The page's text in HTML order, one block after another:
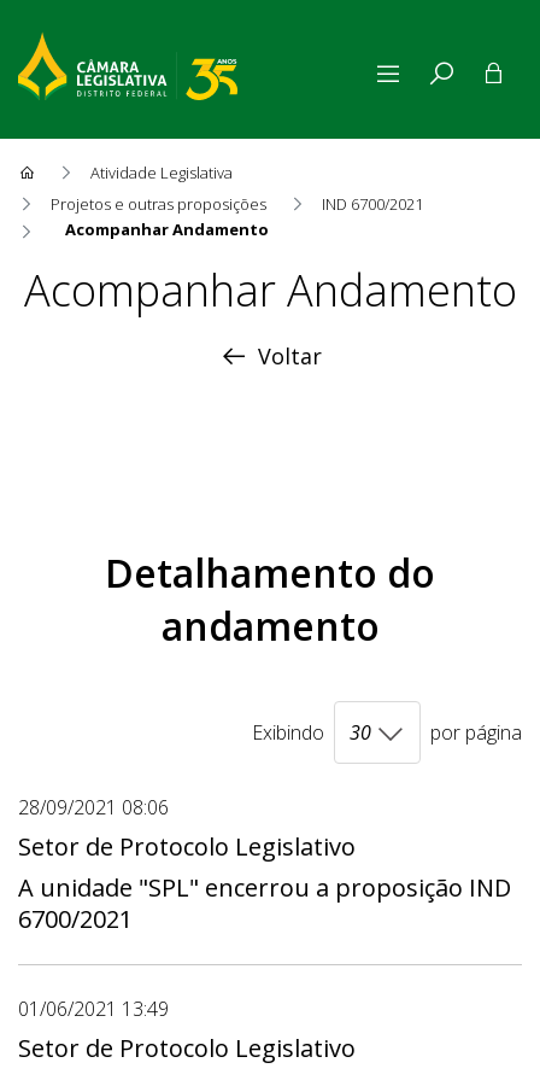
Atividade Legislativa
Projetos e outras proposições
IND 6700/2021
Acompanhar Andamento
Acompanhar Andamento
Acompanhar Andamento
Voltar
Detalhamento do
andamento
Exibindo por página
28/09/2021 08:06
Setor de Protocolo Legislativo
A unidade "SPL" encerrou a proposição IND
6700/2021
01/06/2021 13:49
Setor de Protocolo Legislativo